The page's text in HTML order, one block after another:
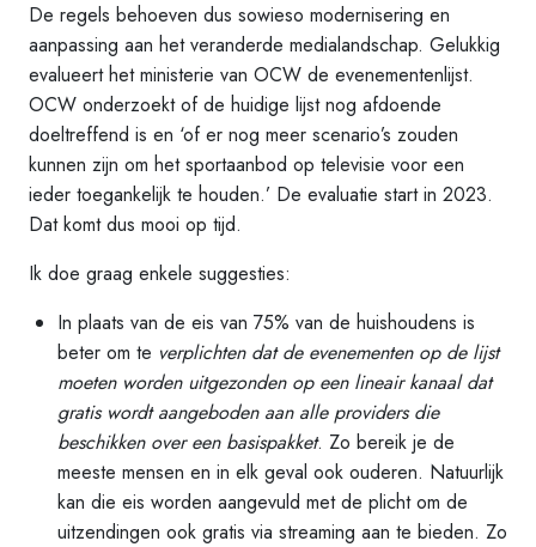
De regels behoeven dus sowieso modernisering en
aanpassing aan het veranderde medialandschap. Gelukkig
evalueert het ministerie van OCW de evenementenlijst.
OCW onderzoekt of de huidige lijst nog afdoende
doeltreffend is en ‘of er nog meer scenario’s zouden
kunnen zijn om het sportaanbod op televisie voor een
ieder toegankelijk te houden.’ De evaluatie start in 2023.
Dat komt dus mooi op tijd.
Ik doe graag enkele suggesties:
In plaats van de eis van 75% van de huishoudens is
beter om te verplichten dat de evenementen op de lijst
moeten worden uitgezonden op een lineair kanaal dat
gratis wordt aangeboden aan alle providers die
beschikken over een basispakket. Zo bereik je de
meeste mensen en in elk geval ook ouderen. Natuurlijk
kan die eis worden aangevuld met de plicht om de
uitzendingen ook gratis via streaming aan te bieden. Zo